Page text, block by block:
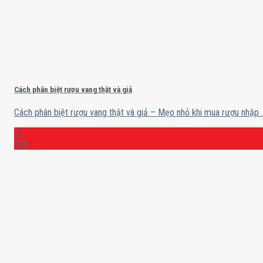
Cách phân biệt rượu vang thật và giả
Cách phân biệt rượu vang thật và giả – Mẹo nhỏ khi mua rượu nhập
17
Th9